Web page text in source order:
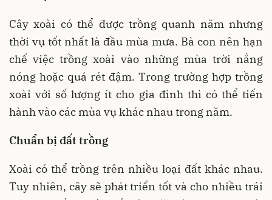
Cây xoài có thể được trồng quanh năm nhưng
thời vụ tốt nhất là đầu mùa mưa. Bà con nên hạn
chế việc trồng xoài vào những mùa trời nắng
nóng hoặc quá rét đậm. Trong trường hợp trồng
xoài với số lượng ít cho gia đình thì có thể tiến
hành vào các mùa vụ khác nhau trong năm.
Chuẩn bị đất trồng
Xoài có thể trồng trên nhiều loại đất khác nhau.
Tuy nhiên, cây sẽ phát triển tốt và cho nhiều trái